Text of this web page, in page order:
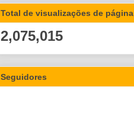
Total de visualizações de página
2,075,015
Seguidores